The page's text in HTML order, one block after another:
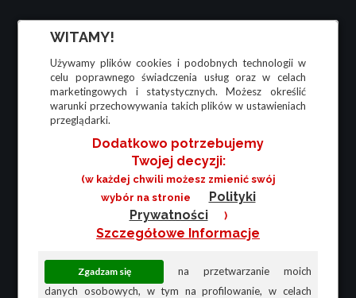
WITAMY!
Używamy plików cookies i podobnych technologii w
celu poprawnego świadczenia usług oraz w celach
marketingowych i statystycznych. Możesz określić
warunki przechowywania takich plików w ustawieniach
przeglądarki.
Dodatkowo potrzebujemy
Twojej decyzji:
(w każdej chwili możesz zmienić swój
wybór na stronie
Polityki
Prywatności
)
Szczegółowe Informacje
na przetwarzanie moich
danych osobowych, w tym na profilowanie, w celach